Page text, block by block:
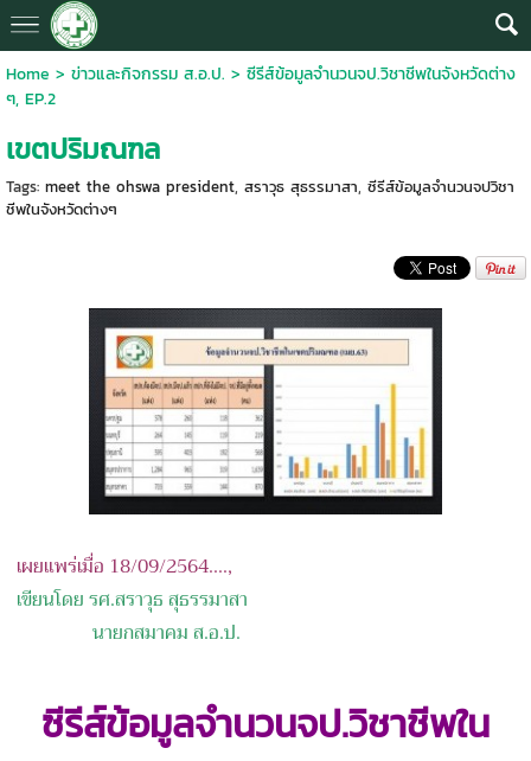
Home > ข่าวและกิจกรรม ส.อ.ป. > ซีรีส์ข้อมูลจำนวนจป.วิชาชีพในจังหวัดต่าง
ๆ, EP.2
เขตปริมณฑล
Tags: meet the ohswa president, สราวุธ สุธรรมาสา, ซีรีส์ข้อมูลจำนวนจปวิชา
ชีพในจังหวัดต่างๆ
เผยแพร่เมื่อ 18/09/2564....,
เขียนโดย รศ.สราวุธ สุธรรมาสา
นายกสมาคม ส.อ.ป.
ซีรีส์ข้อมูลจำนวนจป.วิชาชีพใน